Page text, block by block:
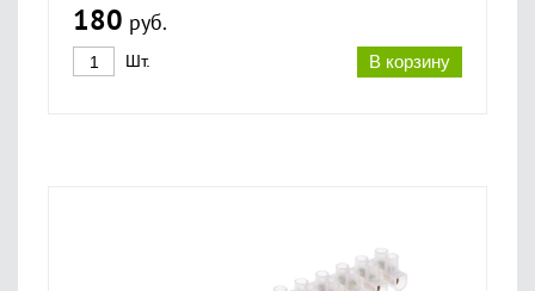
180 руб.
В корзину
Шт.